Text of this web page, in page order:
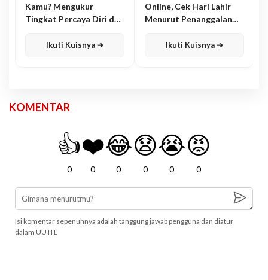
Kamu? Mengukur
Tingkat Percaya Diri dan
Ikuti Kuisnya ➔
Online, Cek Hari Lahir
Menurut Penanggalan
Ikuti Kuisnya ➔
KOMENTAR
👍
0
❤️
0
😂
0
😧
0
😭
0
😡
0
Isi komentar sepenuhnya adalah tanggung jawab pengguna dan diatur
dalam UU ITE